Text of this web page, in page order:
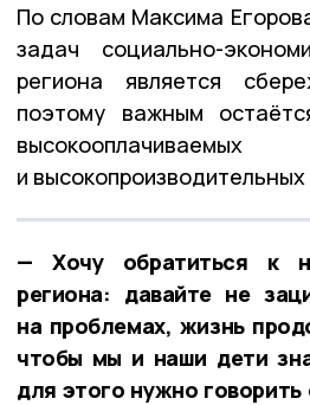
По словам Максима
задач социально-
региона является
поэтому важным
высокооплачиваемых
и
— Хочу обратиться к
региона: давайте не
на проблемах, жизнь
чтобы мы и наши дети
для этого нужно говорить